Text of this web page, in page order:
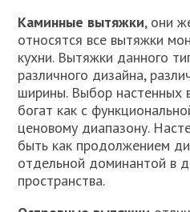
Каминные вытяжки, они
относятся все вытяжки
кухни. Вытяжки данного
различного дизайна,
ширины. Выбор настенных
богат как с
ценовому диапазону.
быть как продолжением
отдельной доминантой в
пространства.